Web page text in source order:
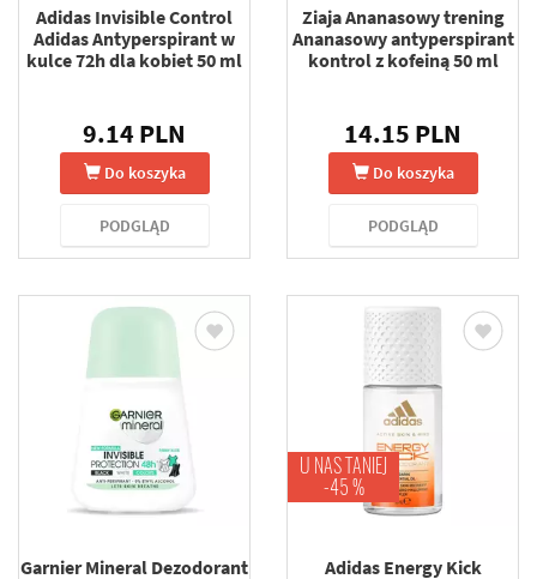
Adidas Invisible Control
Adidas Antyperspirant w
kulce 72h dla kobiet 50 ml
9.14 PLN
Do koszyka
PODGLĄD
Ziaja Ananasowy trening
Ananasowy antyperspirant
kontrol z kofeiną 50 ml
14.15 PLN
Do koszyka
PODGLĄD
Garnier Mineral Dezodorant
U NAS TANIEJ
-45 %
Adidas Energy Kick